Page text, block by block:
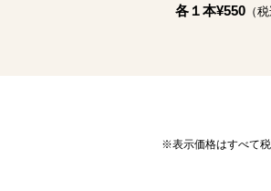
各１本¥550 （
※表示価格はすべて税